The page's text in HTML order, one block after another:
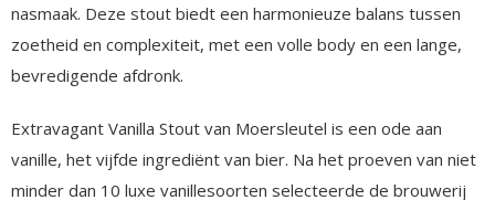
nasmaak. Deze stout biedt een harmonieuze balans tussen
zoetheid en complexiteit, met een volle body en een lange,
bevredigende afdronk.
Extravagant Vanilla Stout van Moersleutel is een ode aan
vanille, het vijfde ingrediënt van bier. Na het proeven van niet
minder dan 10 luxe vanillesoorten selecteerde de brouwerij